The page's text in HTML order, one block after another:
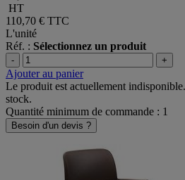
92,25 €
HT
110,70 €
L'unité
Réf. :Sélectionnez un produit
-
Ajouter au panier
Le produit est actuellement
stock.
Quantité minimum de commande : 1